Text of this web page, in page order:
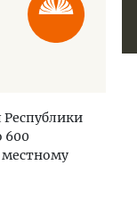
600
местному
рынка